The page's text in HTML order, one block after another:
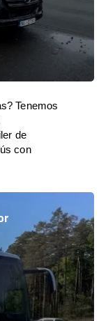
Tenemos
de
con